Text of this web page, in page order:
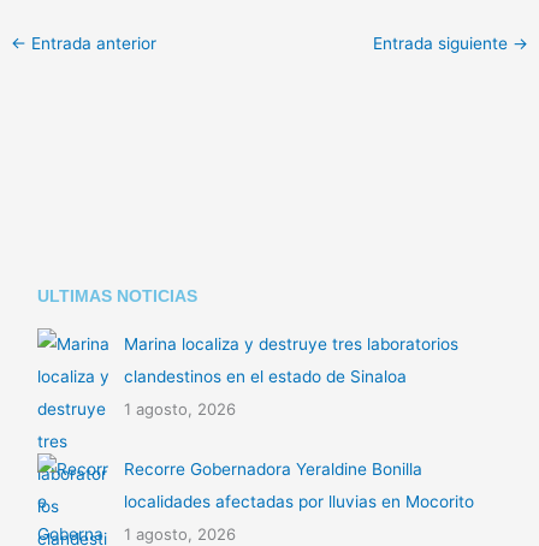
p
y
at
s
← Entrada anterior Entrada siguiente →
ULTIMAS NOTICIAS
Marina localiza y destruye tres laboratorios
clandestinos en el estado de Sinaloa
1 agosto, 2026
Recorre Gobernadora Yeraldine Bonilla
localidades afectadas por lluvias en Mocorito
1 agosto, 2026